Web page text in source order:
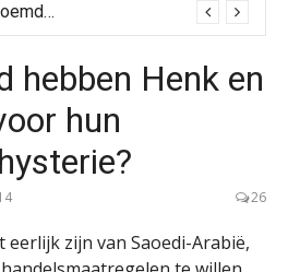
Todd Blanche benoemd tot Attorney General
hebben Henk en
hun
26
zijn van Saoedi-Arabië,